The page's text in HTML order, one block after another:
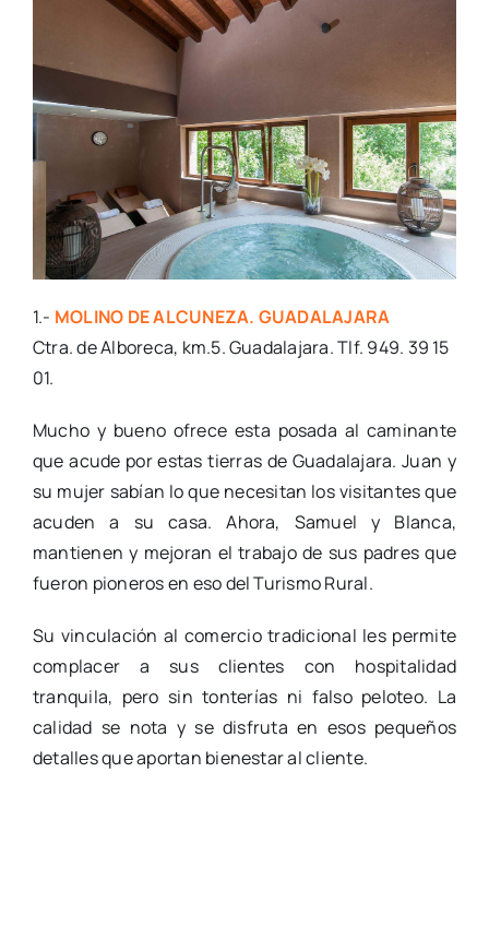
1.- MOLINO DE ALCUNEZA. GUADALAJARA
Ctra. de Alboreca, km.5. Guadalajara. Tlf. 949. 39 15
01.
Mucho y bueno ofrece esta posada al caminante
que acude por estas tierras de Guadalajara. Juan y
su mujer sabían lo que necesitan los visitantes que
acuden a su casa. Ahora, Samuel y Blanca,
mantienen y mejoran el trabajo de sus padres que
fueron pioneros en eso del Turismo Rural.
Su vinculación al comercio tradicional les permite
complacer a sus clientes con hospitalidad
tranquila, pero sin tonterías ni falso peloteo. La
calidad se nota y se disfruta en esos pequeños
detalles que aportan bienestar al cliente.